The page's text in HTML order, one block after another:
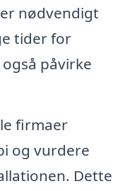
nødvendigt
tider for
påvirke
firmaer
og vurdere
Dette